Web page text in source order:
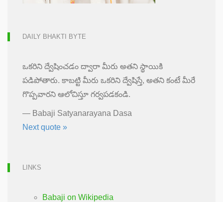
DAILY BHAKTI BYTE
ఒకరిని ద్వేషించడం ద్వారా మీరు అతని స్థాయికి
పడిపోతారు. కాబట్టి మీరు ఒకరిని ద్వేషిస్తే, అతని కంటే మీరే
గొప్పవారని ఆలోచిస్తూ గర్వపడకండి.
— Babaji Satyanarayana Dasa
Next quote »
LINKS
Babaji on Wikipedia